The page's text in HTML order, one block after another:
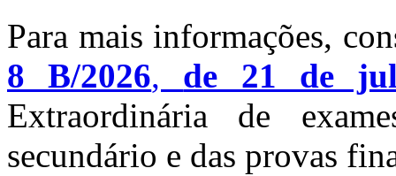
Para mais informações,
8 B/2026, de 21 de
Extraordinária de
secundário e das provas